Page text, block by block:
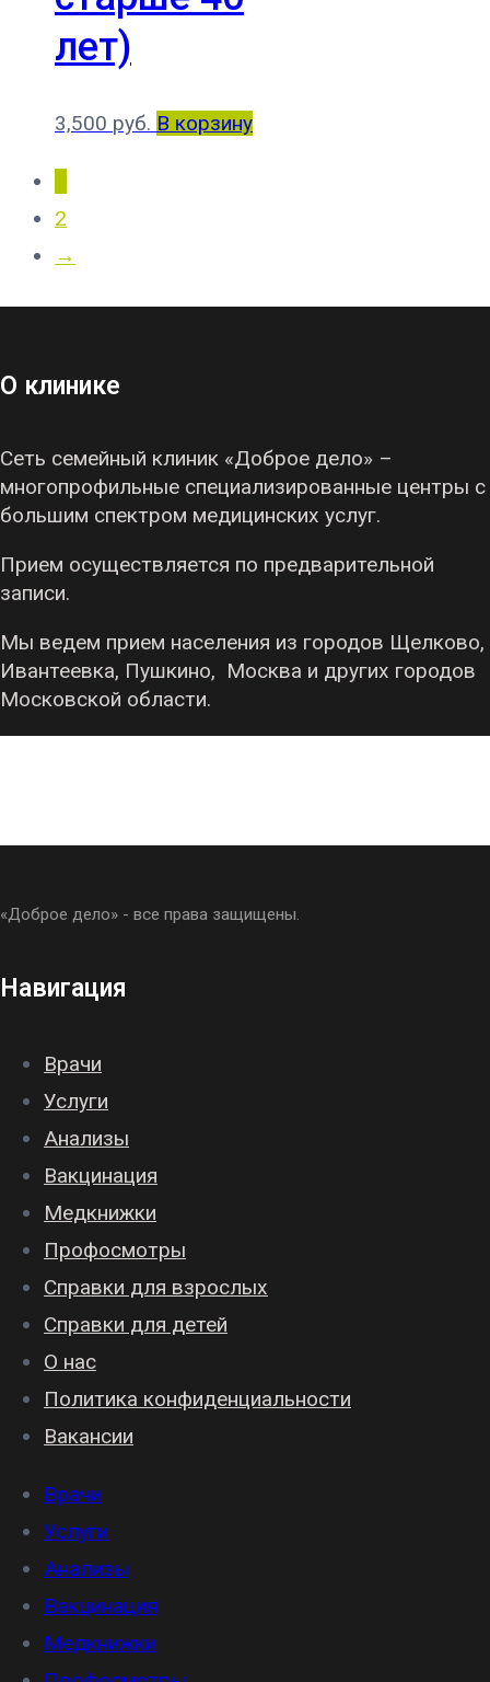
лет)
3,500 руб. В корзину
2
→
О клинике
Сеть семейный клиник «Доброе дело» –
многопрофильные специализированные центры с
большим спектром медицинских услуг.
Прием осуществляется по предварительной
записи.
Мы ведем прием населения из городов Щелково,
Ивантеевка, Пушкино, Москва и других городов
Московской области.
«Доброе дело» - все права защищены.
Навигация
Врачи
Услуги
Анализы
Вакцинация
Медкнижки
Профосмотры
Справки для взрослых
Справки для детей
О нас
Политика конфиденциальности
Вакансии
Врачи
Услуги
Анализы
Вакцинация
Медкнижки